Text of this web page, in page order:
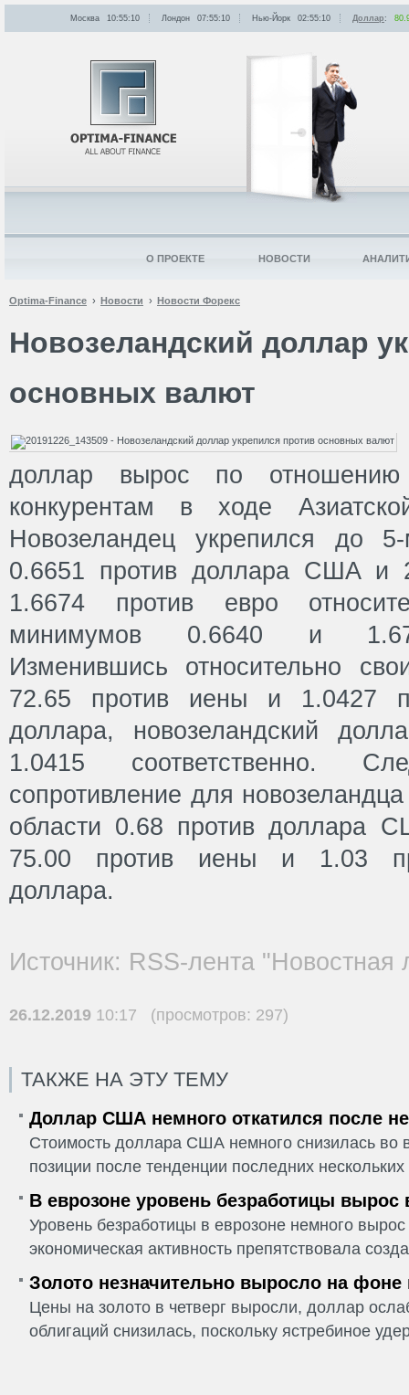
Optima-Finance Новости Новости Форекс
Новозеландский доллар
основных валют
доллар вырос по
конкурентам в ходе
Новозеландец укрепился до
0.6651 против доллара США и
1.6674 против евро
минимумов 0.6640 и
Изменившись относительно
72.65 против иены и 1.0427
доллара, новозеландский
1.0415 соответственно.
сопротивление для
области 0.68 против доллара
75.00 против иены и 1.03
доллара.
Источник: RSS-лента "Новостная
26.12.2019 10:17 (просмотров: 297)
ТАКЖЕ НА ЭТУ ТЕМУ
Доллар США немного откатился после
Стоимость доллара США немного снизилась во
позиции после тенденции последних
В еврозоне уровень безработицы вырос
Уровень безработицы в еврозоне немного
экономическая активность препятствовала
Золото незначительно выросло на фоне
Цены на золото в четверг выросли, доллар
облигаций снизилась, поскольку ястребиное
Москва 10:55:10 Лондон 07:55:10 Нью-Йорк 02:55:10 Доллар:
О ПРОЕКТЕ НОВОСТИ